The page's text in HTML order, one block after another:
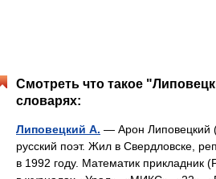
Смотреть что такое
словарях:
Липовецкий А. — Арон Липовецкий
русский поэт. Жил в Свердловске,
в 1992 году. Математик прикладник